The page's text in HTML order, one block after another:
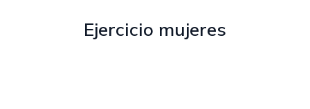
Ejercicio mujeres